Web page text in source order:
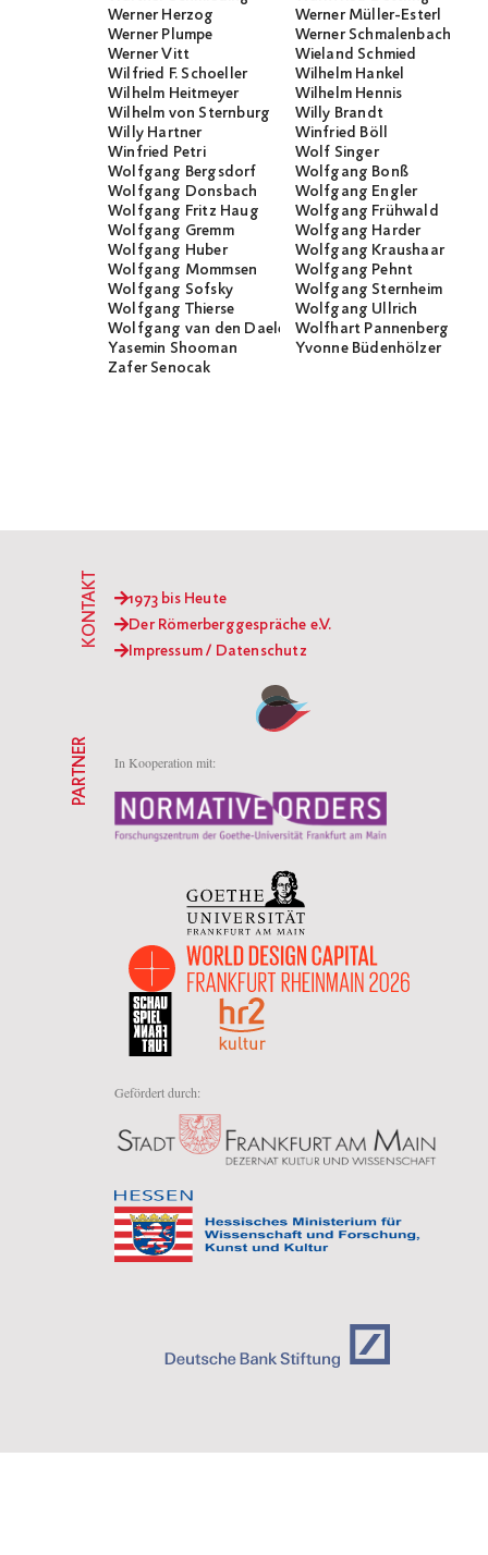
Werner Herzog
Werner Müller-Esterl
Werner Plumpe
Werner Schmalenbach
Werner Vitt
Wieland Schmied
Wilfried F. Schoeller
Wilhelm Hankel
Wilhelm Heitmeyer
Wilhelm Hennis
Wilhelm von Sternburg
Willy Brandt
Willy Hartner
Winfried Böll
Winfried Petri
Wolf Singer
Wolfgang Bergsdorf
Wolfgang Bonß
Wolfgang Donsbach
Wolfgang Engler
Wolfgang Fritz Haug
Wolfgang Frühwald
Wolfgang Gremm
Wolfgang Harder
Wolfgang Huber
Wolfgang Kraushaar
Wolfgang Mommsen
Wolfgang Pehnt
Wolfgang Sofsky
Wolfgang Sternheim
Wolfgang Thierse
Wolfgang Ullrich
Wolfgang van den Daele
Wolfhart Pannenberg
Yasemin Shooman
Yvonne Büdenhölzer
Zafer Senocak
1973 bis Heute
Der Römerberggespräche e.V.
Impressum / Datenschutz
KONTAKT
In Kooperation mit:
Gefördert durch:
PARTNER